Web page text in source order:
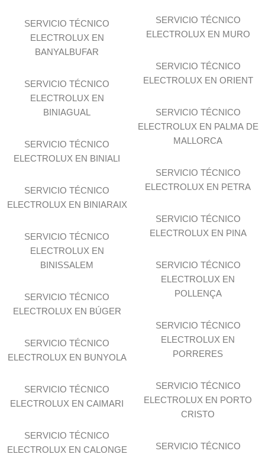
SERVICIO TÉCNICO
ELECTROLUX EN
BANYALBUFAR
SERVICIO TÉCNICO
ELECTROLUX EN
BINIAGUAL
SERVICIO TÉCNICO
ELECTROLUX EN BINIALI
SERVICIO TÉCNICO
ELECTROLUX EN BINIARAIX
SERVICIO TÉCNICO
ELECTROLUX EN
BINISSALEM
SERVICIO TÉCNICO
ELECTROLUX EN BÚGER
SERVICIO TÉCNICO
ELECTROLUX EN BUNYOLA
SERVICIO TÉCNICO
ELECTROLUX EN CAIMARI
SERVICIO TÉCNICO
ELECTROLUX EN CALONGE
SERVICIO TÉCNICO
ELECTROLUX EN MURO
SERVICIO TÉCNICO
ELECTROLUX EN ORIENT
SERVICIO TÉCNICO
ELECTROLUX EN PALMA DE
MALLORCA
SERVICIO TÉCNICO
ELECTROLUX EN PETRA
SERVICIO TÉCNICO
ELECTROLUX EN PINA
SERVICIO TÉCNICO
ELECTROLUX EN
POLLENÇA
SERVICIO TÉCNICO
ELECTROLUX EN
PORRERES
SERVICIO TÉCNICO
ELECTROLUX EN PORTO
CRISTO
SERVICIO TÉCNICO